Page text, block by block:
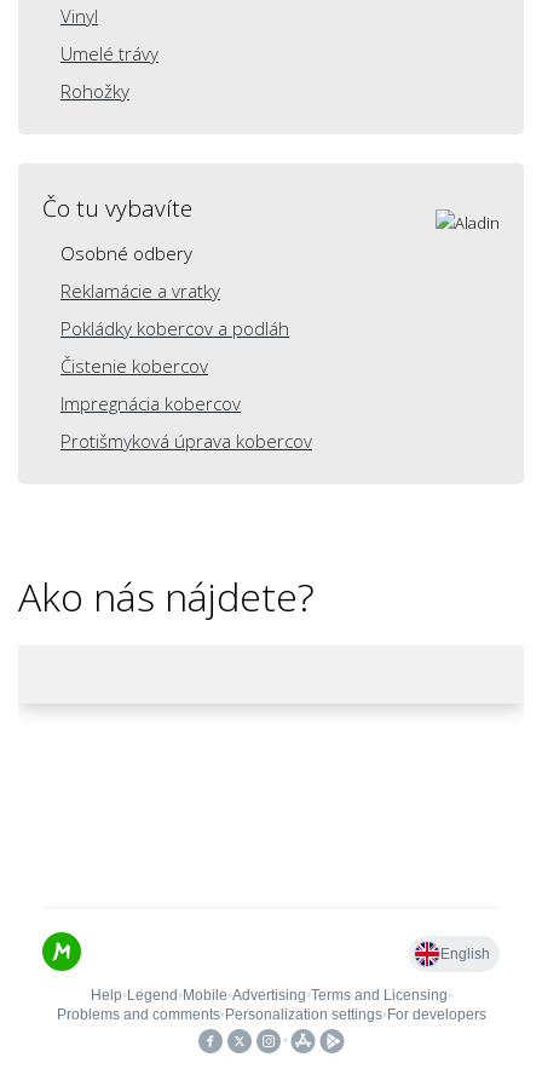
Vinyl
Umelé trávy
Rohožky
Čo tu vybavíte
Osobné odbery
Reklamácie a vratky
Pokládky kobercov a podláh
Čistenie kobercov
Impregnácia kobercov
Protišmyková úprava kobercov
Ako nás nájdete?